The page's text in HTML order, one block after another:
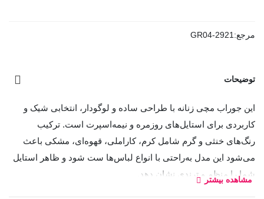
مرجع: GR04-2921
توضیحات
این جوراب مچی زنانه با طراحی ساده و لوگودار، انتخابی شیک و
کاربردی برای استایل‌های روزمره و نیمه‌اسپرت است. ترکیب
رنگ‌های خنثی و گرم شامل کرم، کاراملی، قهوه‌ای، مشکی باعث
می‌شود این مدل به‌راحتی با انواع لباس‌ها ست شود و ظاهر استایل
شما را منظم و ترندی نشان دهد.
مشاهده بیشتر